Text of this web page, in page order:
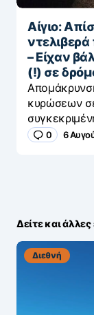
Αίγιο:
– Είχαν
(!) σε
κυρώσεων
0 6
Δείτε και άλλες
Διεθνή